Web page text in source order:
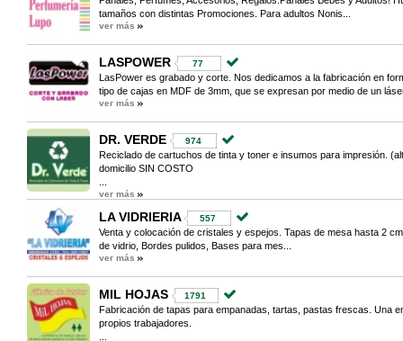
tamaños con distintas Promociones. Para adultos Nonis...
ver más
LASPOWER 77
LasPower es grabado y corte. Nos dedicamos a la fabricación en
tipo de cajas en MDF de 3mm, que se expresan por medio de un
ver más
DR. VERDE 974
Reciclado de cartuchos de tinta y toner e insumos para impresión.
domicilio SIN COSTO
ver más
LA VIDRIERIA 557
Venta y colocación de cristales y espejos. Tapas de mesa hasta 2
de vidrio, Bordes pulidos, Bases para mes...
ver más
MIL HOJAS 1791
Fabricación de tapas para empanadas, tartas, pastas frescas. Una
propios trabajadores.